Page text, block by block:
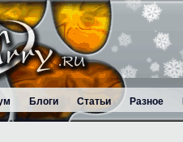
Блоги Статьи Разное